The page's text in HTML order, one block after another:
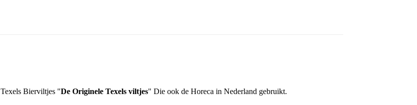
Texels Bierviltjes "De Originele Texels viltjes" Die ook de Horeca in Nederland gebruikt.